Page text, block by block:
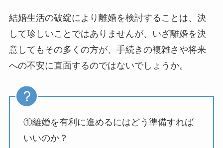
結婚生活の破綻により離婚を検討することは、決
して珍しいことではありませんが、いざ離婚を決
意してもその多くの方が、手続きの複雑さや将来
への不安に直面するのではないでしょうか。
①離婚を有利に進めるにはどう準備すれば
いいのか？